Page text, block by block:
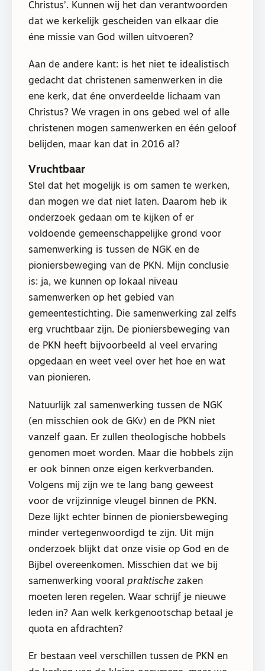
Christus’. Kunnen wij het dan verantwoorden
dat we kerkelijk gescheiden van elkaar die
éne missie van God willen uitvoeren?
Aan de andere kant: is het niet te idealistisch
gedacht dat christenen samenwerken in die
ene kerk, dat éne onverdeelde lichaam van
Christus? We vragen in ons gebed wel of alle
christenen mogen samenwerken en één geloof
belijden, maar kan dat in 2016 al?
Vruchtbaar
Stel dat het mogelijk is om samen te werken,
dan mogen we dat niet laten. Daarom heb ik
onderzoek gedaan om te kijken of er
voldoende gemeenschappelijke grond voor
samenwerking is tussen de NGK en de
pioniersbeweging van de PKN. Mijn conclusie
is: ja, we kunnen op lokaal niveau
samenwerken op het gebied van
gemeentestichting. Die samenwerking zal zelfs
erg vruchtbaar zijn. De pioniersbeweging van
de PKN heeft bijvoorbeeld al veel ervaring
opgedaan en weet veel over het hoe en wat
van pionieren.
Natuurlijk zal samenwerking tussen de NGK
(en misschien ook de GKv) en de PKN niet
vanzelf gaan. Er zullen theologische hobbels
genomen moet worden. Maar die hobbels zijn
er ook binnen onze eigen kerkverbanden.
Volgens mij zijn we te lang bang geweest
voor de vrijzinnige vleugel binnen de PKN.
Deze lijkt echter binnen de pioniersbeweging
minder vertegenwoordigd te zijn. Uit mijn
onderzoek blijkt dat onze visie op God en de
Bijbel overeenkomen. Misschien dat we bij
samenwerking vooral praktische zaken
moeten leren regelen. Waar schrijf je nieuwe
leden in? Aan welk kerkgenootschap betaal je
quota en afdrachten?
Er bestaan veel verschillen tussen de PKN en